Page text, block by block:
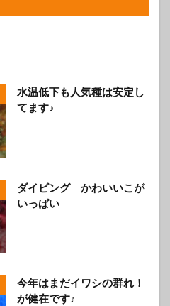
水温低下も人気種は安定し
てます♪
ダイビング かわいいこが
いっぱい
今年はまだイワシの群れ！
が健在です♪